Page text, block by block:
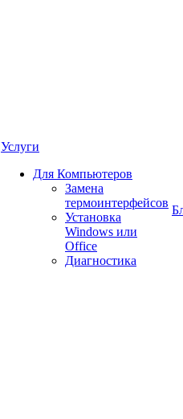
Услуги
Для Компьютеров
Замена
термоинтерфейсов
Установка
Windows или
Office
Диагностика